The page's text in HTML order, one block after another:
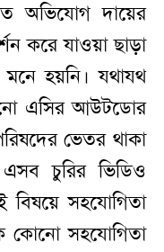
অভিযোগ দায়ের
করে যাওয়া ছাড়া
হয়নি। যথাযথ
এসির আউটডোর
ভেতর থাকা
চুরির ভিডিও
বিষয়ে সহযোগিতা
কোনো সহযোগিতা